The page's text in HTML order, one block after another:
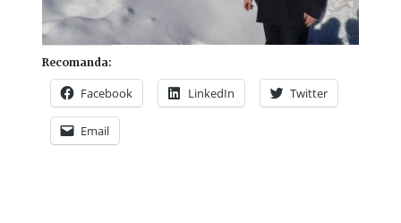
Recomanda:
Facebook LinkedIn Twitter
Email